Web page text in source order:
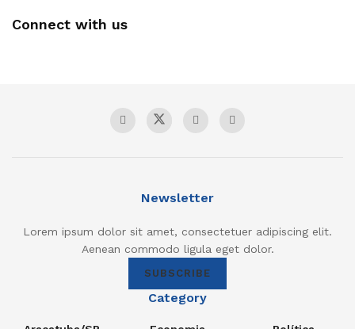
Connect with us
Newsletter
Lorem ipsum dolor sit amet, consectetuer adipiscing elit.
Aenean commodo ligula eget dolor.
SUBSCRIBE
Category